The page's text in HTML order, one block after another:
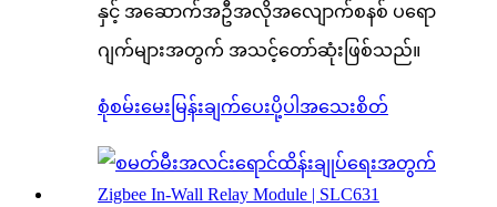
နှင့် အဆောက်အဦအလိုအလျောက်စနစ် ပရော
ဂျက်များအတွက် အသင့်တော်ဆုံးဖြစ်သည်။
စုံစမ်းမေးမြန်းချက်ပေးပို့ပါ အသေးစိတ်